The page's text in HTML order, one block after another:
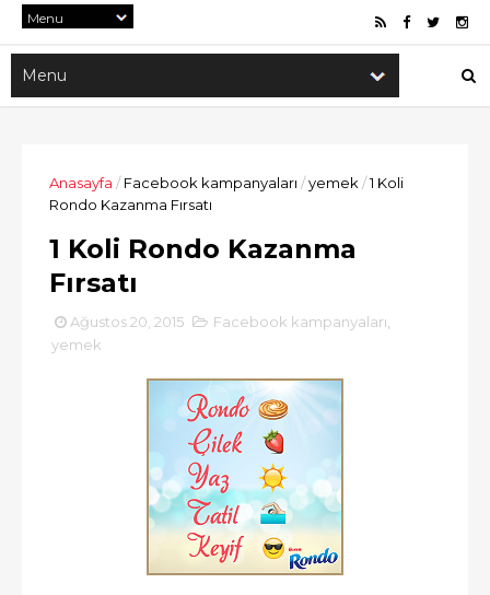
Anasayfa / Facebook kampanyaları /yemek /1 Koli
Rondo Kazanma Fırsatı
1 Koli Rondo Kazanma
Fırsatı
Ağustos 20, 2015 Facebook kampanyaları
yemek